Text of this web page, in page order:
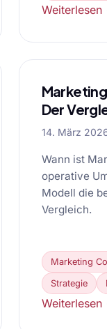
Der
14. März
Wann ist
operative
Modell die
Vergleich.
Marketing
Strategie